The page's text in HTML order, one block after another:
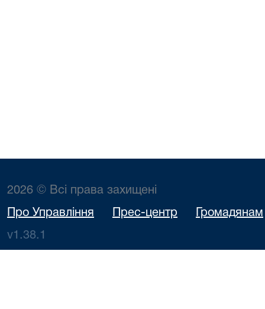
2026 © Всі права захищені
Про Управління Прес-центр Громадянам
v1.38.1